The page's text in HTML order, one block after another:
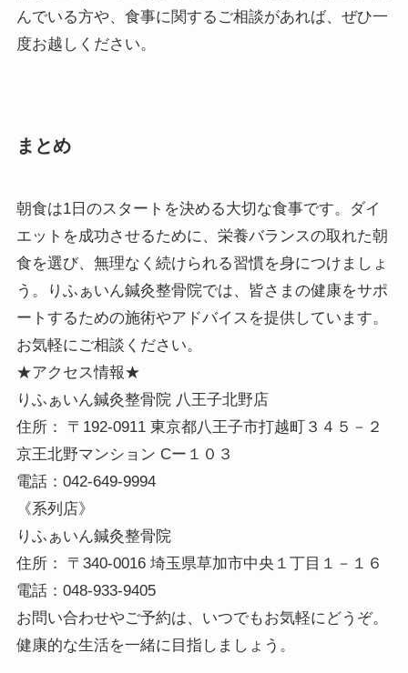
んでいる方や、食事に関するご相談があれば、ぜひ一
度お越しください。
まとめ
朝食は1日のスタートを決める大切な食事です。ダイ
エットを成功させるために、栄養バランスの取れた朝
食を選び、無理なく続けられる習慣を身につけましょ
う。りふぁいん鍼灸整骨院では、皆さまの健康をサポ
ートするための施術やアドバイスを提供しています。
お気軽にご相談ください。
★アクセス情報★
りふぁいん鍼灸整骨院 八王子北野店
住所： 〒192-0911 東京都八王子市打越町３４５－２
京王北野マンション Cー１０３
電話：042-649-9994
《系列店》
りふぁいん鍼灸整骨院
住所： 〒340-0016 埼玉県草加市中央１丁目１－１６
電話：048-933-9405
お問い合わせやご予約は、いつでもお気軽にどうぞ。
健康的な生活を一緒に目指しましょう。